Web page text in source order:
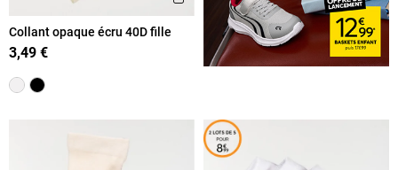
Collant opaque écru 40D fille
3,49 €